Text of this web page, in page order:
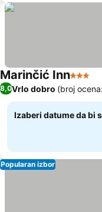
Marinčić Inn3
8,0Vrlo dobro (broj
Izaberi datume da bi
Popularan izbor